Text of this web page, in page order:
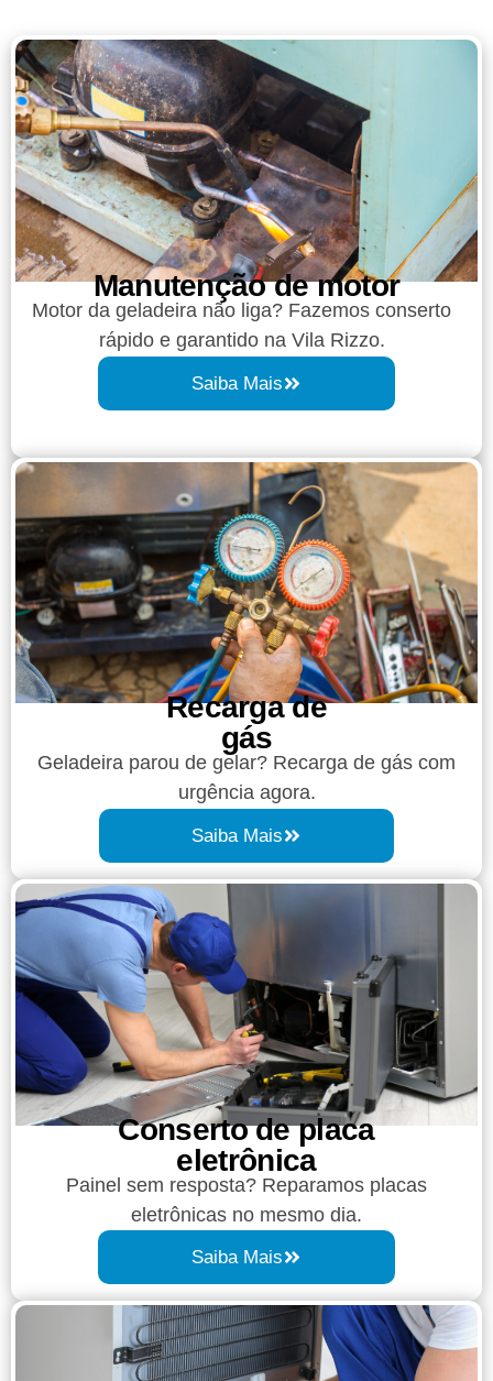
Manutenção de motor
Motor da geladeira não liga? Fazemos conserto
rápido e garantido na Vila Rizzo.
Saiba Mais
Recarga de
gás
Geladeira parou de gelar? Recarga de gás com
urgência agora.
Saiba Mais
Conserto de placa
eletrônica
Painel sem resposta? Reparamos placas
eletrônicas no mesmo dia.
Saiba Mais